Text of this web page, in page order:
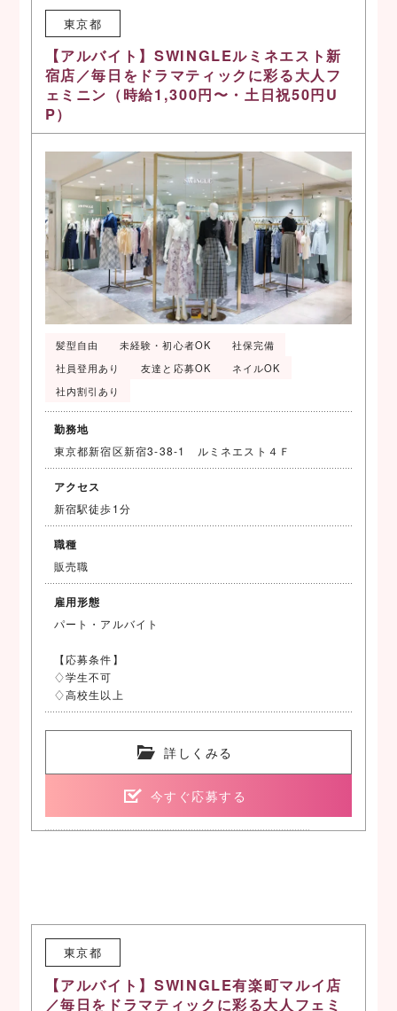
【アルバイト】SWINGLEルミネエスト新
宿店／毎日をドラマティックに彩る大人フ
ェミニン（時給1,300円〜・土日祝50円U
P）
東京都
髪型自由 未経験・初心者OK
社保完備
社員登用あり
友達と応募OK
ネイルOK
社内割引あり
勤務地
東京都新宿区新宿3-38-1 ルミネエスト４Ｆ
アクセス
新宿駅徒歩1分
職種
販売職
雇用形態
パート・アルバイト
【応募条件】
♢学生不可
♢高校生以上
詳しくみる
今すぐ応募する
【アルバイト】SWINGLE有楽町マルイ店
／毎日をドラマティックに彩る大人フェミ
東京都